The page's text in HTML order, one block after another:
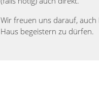
Wir freuen uns darauf, auch
Haus begeistern zu dürfen.